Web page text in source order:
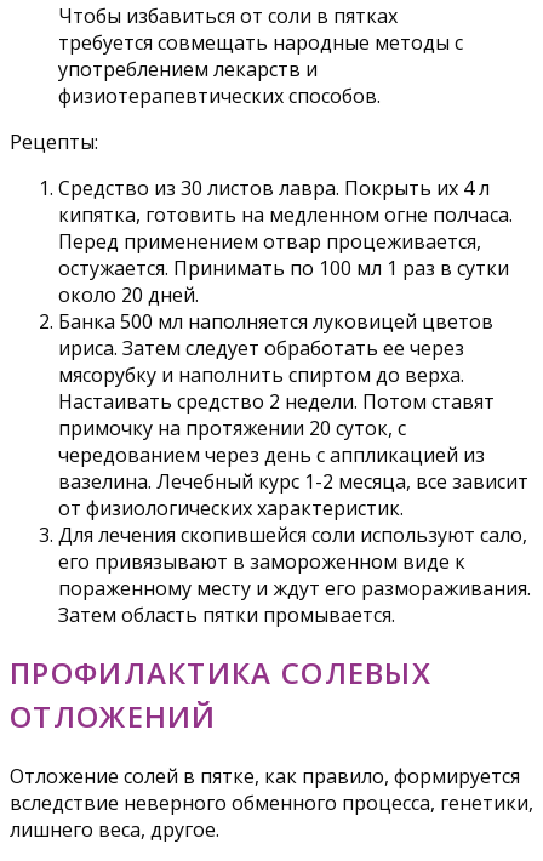
Чтобы избавиться от соли в пятках
требуется совмещать народные методы с
употреблением лекарств и
физиотерапевтических способов.
Рецепты:
Средство из 30 листов лавра. Покрыть их 4 л
кипятка, готовить на медленном огне полчаса.
Перед применением отвар процеживается,
остужается. Принимать по 100 мл 1 раз в сутки
около 20 дней.
Банка 500 мл наполняется луковицей цветов
ириса. Затем следует обработать ее через
мясорубку и наполнить спиртом до верха.
Настаивать средство 2 недели. Потом ставят
примочку на протяжении 20 суток, с
чередованием через день с аппликацией из
вазелина. Лечебный курс 1-2 месяца, все зависит
от физиологических характеристик.
Для лечения скопившейся соли используют сало,
его привязывают в замороженном виде к
пораженному месту и ждут его размораживания.
Затем область пятки промывается.
ПРОФИЛАКТИКА СОЛЕВЫХ
ОТЛОЖЕНИЙ
Отложение солей в пятке, как правило, формируется
вследствие неверного обменного процесса, генетики,
лишнего веса, другое.